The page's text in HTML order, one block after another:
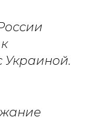
Украиной.